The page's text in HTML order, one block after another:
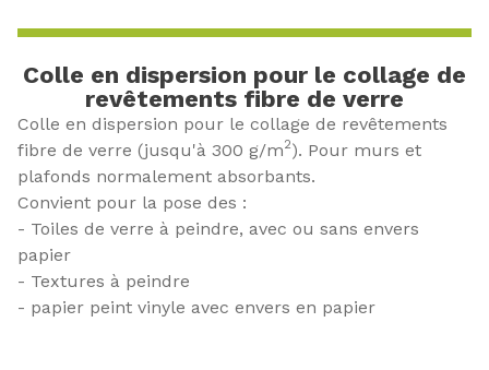
Colle en dispersion pour le collage de
revêtements fibre de verre
Colle en dispersion pour le collage de revêtements
fibre de verre (jusqu'à 300 g/m2). Pour murs et
plafonds normalement absorbants.
Convient pour la pose des :
- Toiles de verre à peindre, avec ou sans envers
papier
- Textures à peindre
- papier peint vinyle avec envers en papier